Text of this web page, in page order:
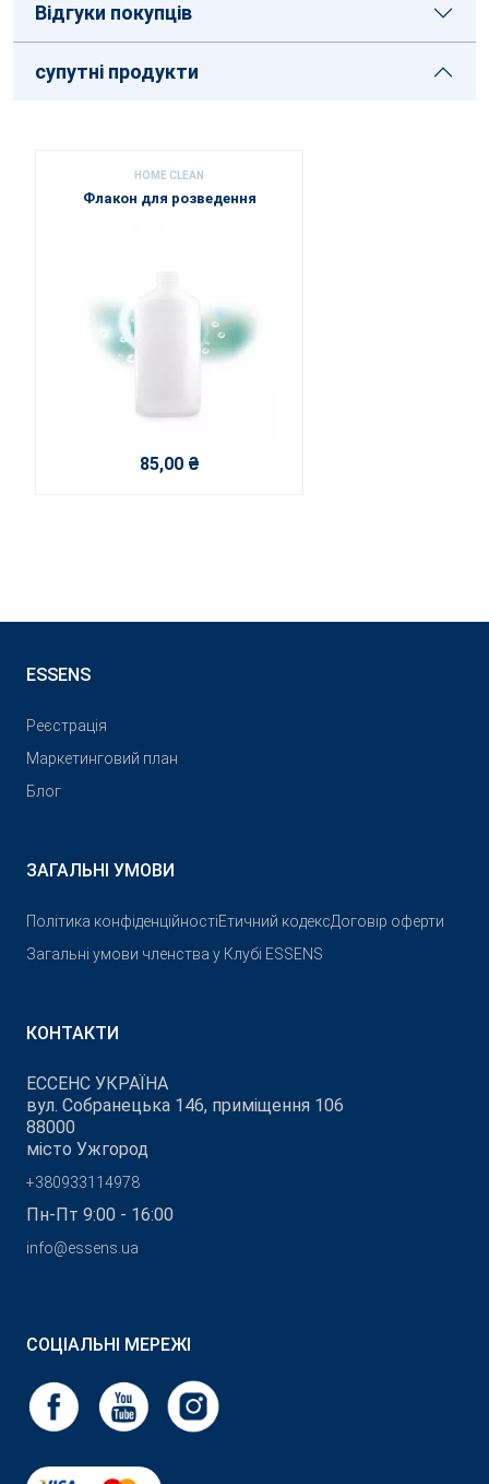
Відгуки покупців
супутні продукти
HOME CLEAN
Флакон для розведення
85,00 ₴
ESSENS
Реєстрація
Маркетинговий план
Блог
ЗАГАЛЬНІ УМОВИ
Політика конфіденційностіЕтичний кодексДоговір оферти
Загальні умови членства у Клубі ESSENS
КОНТАКТИ
ЕССЕНС УКРАЇНА
вул. Собранецька 146, приміщення 106
88000
місто Ужгород
+380933114978
Пн-Пт 9:00 - 16:00
info@essens.ua
СОЦІАЛЬНІ МЕРЕЖІ